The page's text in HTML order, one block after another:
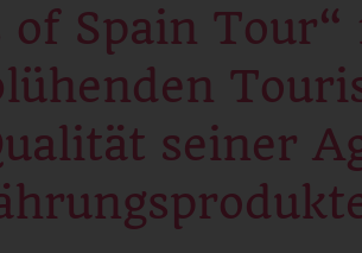
of Spain
seiner